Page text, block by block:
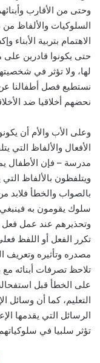
وحتى من الأقارب
السلوكيات والألفاظ
الاهتمام بتربية
حتى يكونوا قادرين
لها، ولا تؤثر في
نستطيع فصل أطفالنا
نحضهم أخلاقيا ضد
وعلى الأب والأم أن
الأفعال والألفاظ
مدرسة – فإن الأطفال
ويتلفظون بالألفاظ
بالصواب والخطأ فلابد
سلوك يقومون به فينبغي
وتحذيرهم عند عمل
تكرر الفعل أو اللفظ
مصدره وتأثيره وتعريف
تلاحظ تصرفات أبنائه
على الخطأ قبل
التعليم، كما أن وسائل
الرسائل التي يقدمها
تؤثر سلبيا في